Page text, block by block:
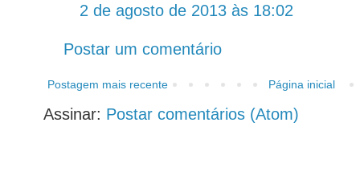
2 de agosto de 2013 às 18:02
Postar um comentário
Postagem mais recente Página inicial
Assinar: Postar comentários (Atom)